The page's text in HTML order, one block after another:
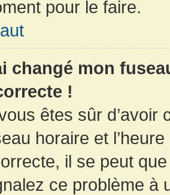
pour le faire.
changé mon
!
êtes sûr d’avoir
horaire et
il se peut
ce problème à